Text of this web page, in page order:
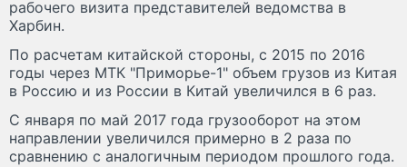
рабочего визита представителей ведомства в
Харбин.
По расчетам китайской стороны, с 2015 по 2016
годы через МТК "Приморье-1" объем грузов из Китая
в Россию и из России в Китай увеличился в 6 раз.
С января по май 2017 года грузооборот на этом
направлении увеличился примерно в 2 раза по
сравнению с аналогичным периодом прошлого года.